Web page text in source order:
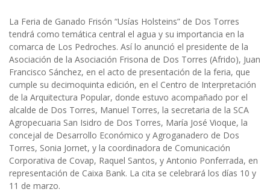
La Feria de Ganado Frisón “Usías Holsteins” de Dos Torres
tendrá como temática central el agua y su importancia en la
comarca de Los Pedroches. Así lo anunció el presidente de la
Asociación de la Asociación Frisona de Dos Torres (Afrido), Juan
Francisco Sánchez, en el acto de presentación de la feria, que
cumple su decimoquinta edición, en el Centro de Interpretación
de la Arquitectura Popular, donde estuvo acompañado por el
alcalde de Dos Torres, Manuel Torres, la secretaria de la SCA
Agropecuaria San Isidro de Dos Torres, María José Vioque, la
concejal de Desarrollo Económico y Agroganadero de Dos
Torres, Sonia Jornet, y la coordinadora de Comunicación
Corporativa de Covap, Raquel Santos, y Antonio Ponferrada, en
representación de Caixa Bank. La cita se celebrará los días 10 y
11 de marzo.